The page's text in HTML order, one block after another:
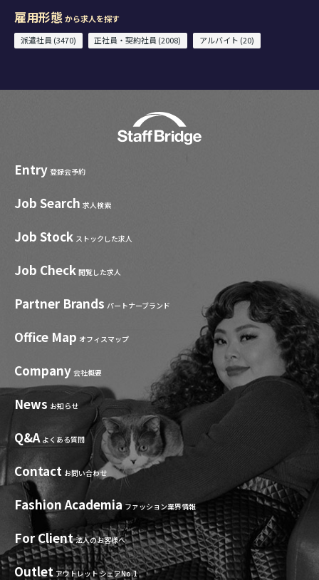
雇用形態 から求人を探す
派遣社員 (3470)
正社員・契約社員 (2008) アルバイト (20)
Entry 登録会予約
Job Search 求人検索
Job Stock ストックした求人
Job Check 閲覧した求人
Partner Brands パートナーブランド
Office Map オフィスマップ
Company 会社概要
News お知らせ
Q&A よくある質問
Contact お問い合わせ
Fashion Academia ファッション業界情報
For Client 法人のお客様へ
Outlet アウトレット シェアNo.1